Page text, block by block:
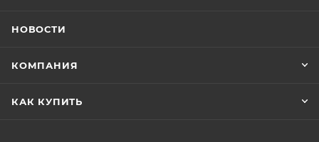
НОВОСТИ
КОМПАНИЯ
КАК КУПИТЬ